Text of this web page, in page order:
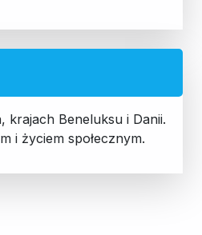
Beneluksu i Danii.
i życiem społecznym.